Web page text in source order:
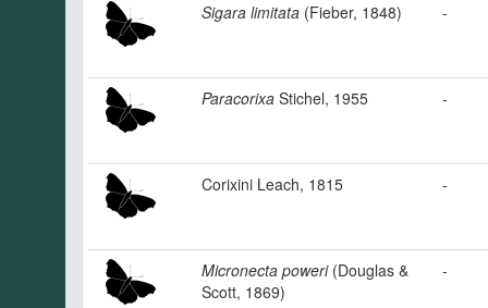
Sigara limitata (Fieber, 1848) -
Paracorixa Stichel, 1955 -
Corixini Leach, 1815 -
Micronecta poweri(Douglas &
Scott, 1869)
-